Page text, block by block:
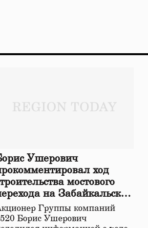
Ушерович
ход
мостового
на Забайкальской
дороге
Группы компаний
Борис Ушерович